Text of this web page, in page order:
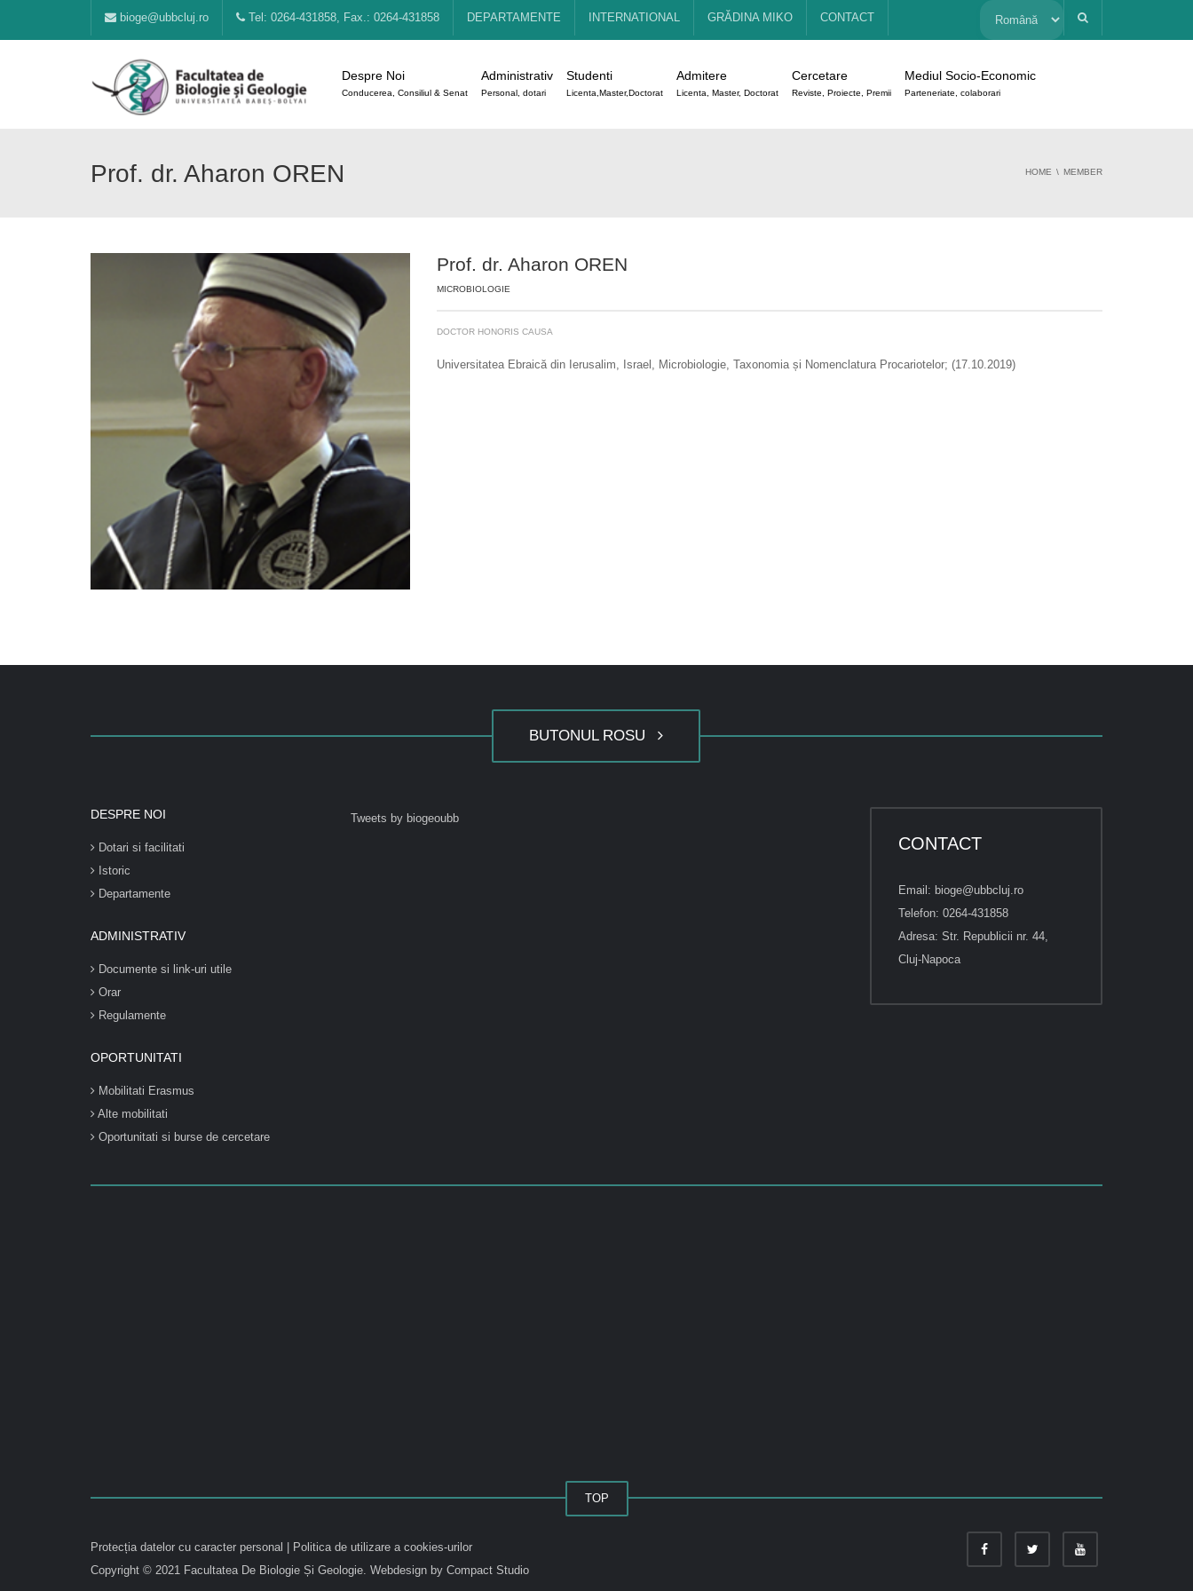
bioge@ubbcluj.ro Tel: 0264-431858, Fax.: 0264-431858 DEPARTAMENTE INTERNATIONAL GRĂDINA MIKO CONTACT Alege
limbă
Despre Noi
Conducerea, Consiliul & Senat
Administrativ
Personal, dotari
Studenti
Licenta,Master,Doctorat
Admitere
Licenta, Master, Doctorat
Cercetare
Reviste, Proiecte, Premii
Mediul Socio-Economic
Parteneriate, colaborari
Prof. dr. Aharon OREN HOME MEMBER
Prof. dr. Aharon OREN
MICROBIOLOGIE
DOCTOR HONORIS CAUSA
Universitatea Ebraică din Ierusalim, Israel, Microbiologie, Taxonomia și Nomenclatura Procariotelor; (17.10.2019)
BUTONUL ROSU
DESPRE NOI
Dotari si facilitati
Istoric
Departamente
ADMINISTRATIV
Documente si link-uri utile
Orar
Regulamente
OPORTUNITATI
Mobilitati Erasmus
Alte mobilitati
Oportunitati si burse de cercetare
Tweets by biogeoubb
CONTACT
Email: bioge@ubbcluj.ro
Telefon: 0264-431858
Adresa: Str. Republicii nr. 44,
Cluj-Napoca
TOP
Protecția datelor cu caracter personal | Politica de utilizare a cookies-urilor
Copyright © 2021 Facultatea De Biologie Și Geologie. Webdesign by Compact Studio